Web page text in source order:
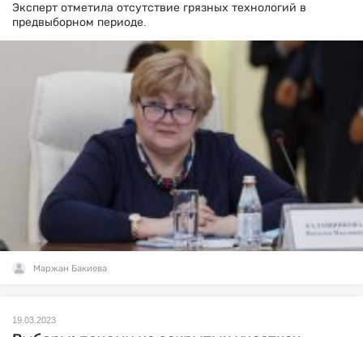
Эксперт отметила отсутствие грязных технологий в
предвыборном периоде.
Маржан Бакиева
19.03.2023